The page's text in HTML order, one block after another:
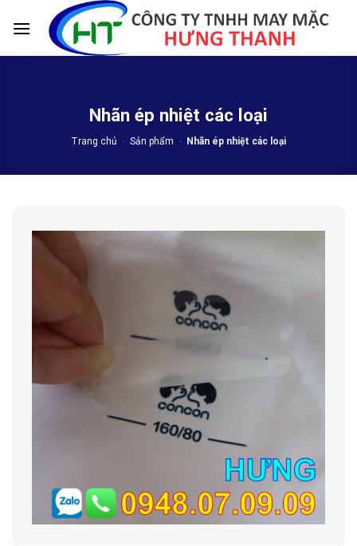
Nhãn ép nhiệt các loại
Trang chủ - Sản phẩm - Nhãn ép nhiệt các loại